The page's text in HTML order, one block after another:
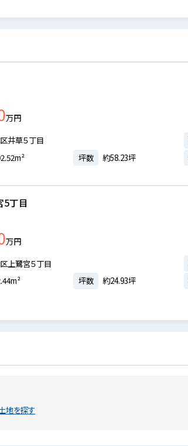
万円
井草５丁目
坪数 約58.23坪
5丁目
万円
上鷺宮５丁目
坪数 約24.93坪
地を探す